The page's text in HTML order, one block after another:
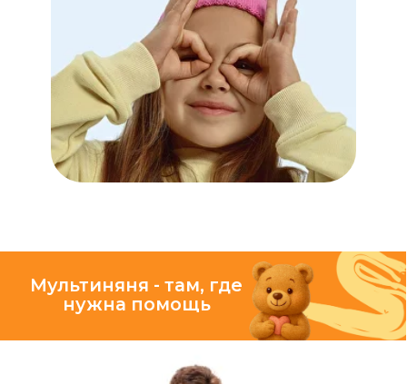
на 3х главных принципах
в деталях
ЗАБОТА
главный приоритет
БЕЗОПАСНОСТЬ
добрые, заботливые
и тоже мамы
• проверку документов
• психологическое
тестирование
• автоняни имеют
Все наши исполнители
проходят строгий отбор!